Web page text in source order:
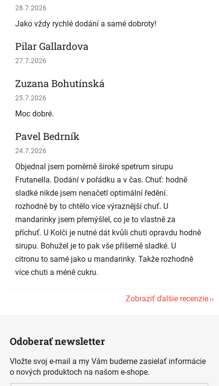
Hodnotenie obchodu je 5 z 5 hviezdičiek.
28.7.2026
Jako vždy rychlé dodání a samé dobroty!
Pilar Gallardova
Hodnotenie obchodu je 5 z 5 hviezdičiek.
27.7.2026
Zuzana Bohutínská
Hodnotenie obchodu je 5 z 5 hviezdičiek.
25.7.2026
Moc dobré.
Pavel Bedrník
Hodnotenie obchodu je 5 z 5 hviezdičiek.
24.7.2026
Objednal jsem poměrně široké spetrum sirupu
Frutanella. Dodání v pořádku a v čas. Chuť: hodně
sladké nikde jsem nenačetl optimální ředění.
rozhodně by to chtělo více výraznější chuť. U
mandarinky jsem přemýšlel, co je to vlastně za
příchuť. U Kolči je nutné dát kvůli chuti opravdu hodně
sirupu. Bohužel je to pak vše příšerně sladké. U
citronu to samé jako u mandarinky. Takže rozhodně
více chuti a méně cukru.
Zobraziť ďalšie recenzie
Odoberať newsletter
Vložte svoj e-mail a my Vám budeme zasielať informácie
o nových produktoch na našom e-shope.